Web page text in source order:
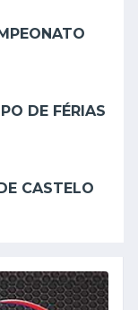
DE FÉRIAS
CASTELO